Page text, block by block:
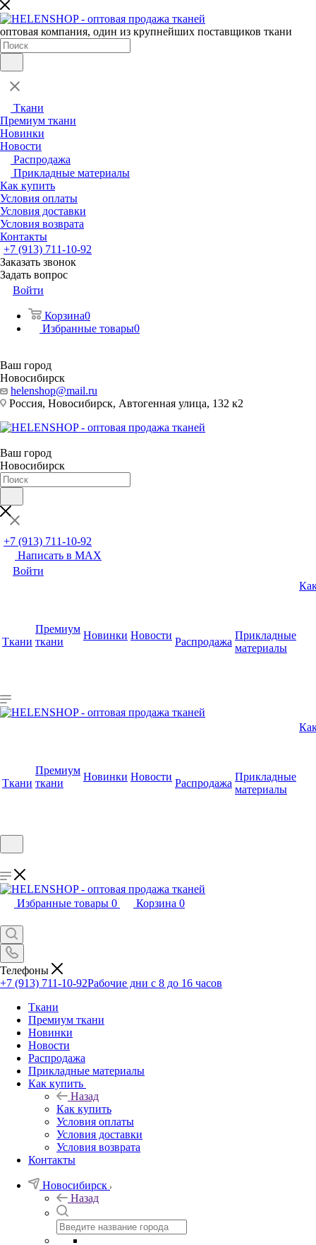
оптовая компания, один из крупнейших поставщиков ткани
Ткани
Премиум ткани
Новинки
Новости
Распродажа
Прикладные материалы
Как купить
Условия оплаты
Условия доставки
Условия возврата
Контакты
+7 (913) 711-10-92
Заказать звонок
Задать вопрос
Войти
Корзина0
Избранные товары0
Ваш город
Новосибирск
helenshop@mail.ru
Россия, Новосибирск, Автогенная улица, 132 к2
Ваш город
Новосибирск
+7 (913) 711-10-92
Написать в MAX
Войти
Ткани
Премиум
ткани
Новинки Новости
Распродажа
Прикладные
материалы
Ткани
Премиум
ткани
Новинки Новости
Распродажа
Прикладные
материалы
Избранные товары 0 Корзина 0
Телефоны
+7 (913) 711-10-92Рабочие дни с 8 до 16 часов
Ткани
Премиум ткани
Новинки
Новости
Распродажа
Прикладные материалы
Как купить
Назад
Как купить
Условия оплаты
Условия доставки
Условия возврата
Контакты
Новосибирск
Назад